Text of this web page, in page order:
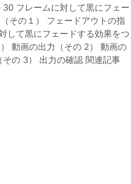
フレームに対して黒にフェー
その１） フェードアウトの指
して黒にフェードする効果をつ
動画の出力（その 2） 動画の
の 3） 出力の確認 関連記事